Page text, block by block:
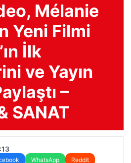
Mélanie
Yeni Filmi
İlk
ve Yayın
–
SANAT
WhatsApp
Reddit